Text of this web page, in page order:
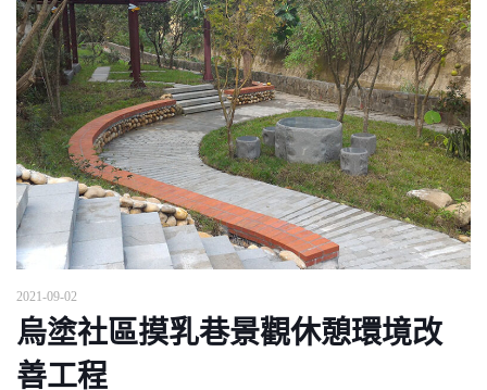
2021-09-02
烏塗社區摸乳巷景觀休憩環境改
善工程